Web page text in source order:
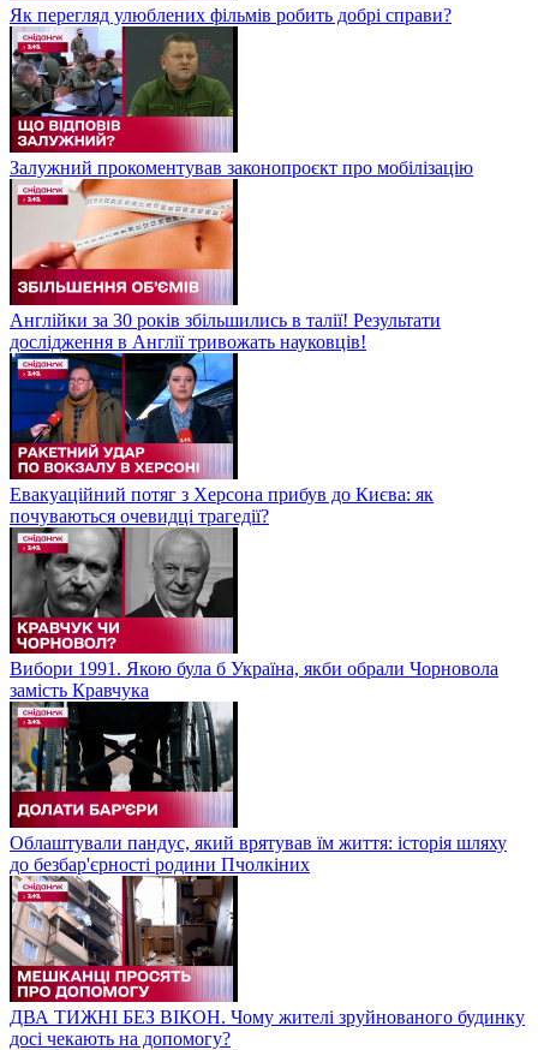
Як перегляд улюблених фільмів робить добрі справи?
Залужний прокоментував законопроєкт про мобілізацію
Англійки за 30 років збільшились в талії! Результати
дослідження в Англії тривожать науковців!
Евакуаційний потяг з Херсона прибув до Києва: як
почуваються очевидці трагедії?
Вибори 1991. Якою була б Україна, якби обрали Чорновола
замість Кравчука
Облаштували пандус, який врятував їм життя: історія шляху
до безбар'єрності родини Пчолкіних
ДВА ТИЖНІ БЕЗ ВІКОН. Чому жителі зруйнованого будинку
досі чекають на допомогу?